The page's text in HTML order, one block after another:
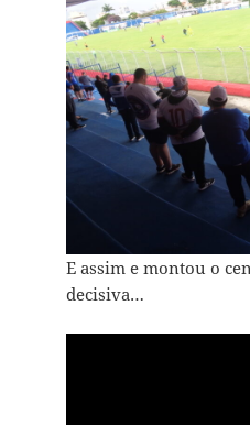
E assim e montou o
decisiva…